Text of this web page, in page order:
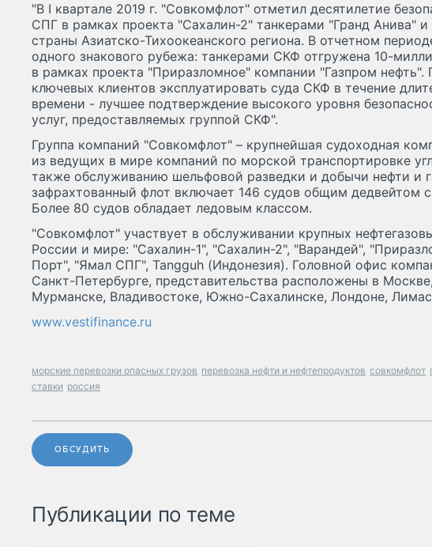
"В I квартале 2019 г. "Совкомфлот" отметил десятилетие
СПГ в рамках проекта "Сахалин-2" танкерами "Гранд Анива" и
страны Азиатско-Тихоокеанского региона. В отчетном
одного знакового рубежа: танкерами СКФ отгружена 10-
в рамках проекта "Приразломное" компании "Газпром нефть".
ключевых клиентов эксплуатировать суда СКФ в течение
времени - лучшее подтверждение высокого уровня
услуг, предоставляемых группой СКФ".
Группа компаний "Совкомфлот" – крупнейшая судоходная
из ведущих в мире компаний по морской транспортировке
также обслуживанию шельфовой разведки и добычи нефти и
зафрахтованный флот включает 146 судов общим дедвейтом
Более 80 судов обладает ледовым классом.
"Совкомфлот" участвует в обслуживании крупных
России и мире: "Сахалин-1", "Сахалин-2", "Варандей",
Порт", "Ямал СПГ", Tangguh (Индонезия). Головной офис
Санкт-Петербурге, представительства расположены в
Мурманске, Владивостоке, Южно-Сахалинске, Лондоне,
www.vestifinance.ru
морские перевозки опасных грузов перевозка нефти и нефтепродуктов совкомфлот
ставки россия
ОБСУДИТЬ
Публикации по теме